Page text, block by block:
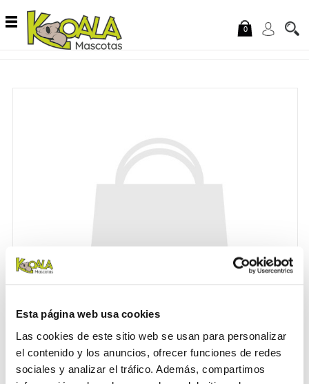
Esta página web usa cookies
Las cookies de este sitio web se usan para personalizar
el contenido y los anuncios, ofrecer funciones de redes
sociales y analizar el tráfico. Además, compartimos
Saltar al contenido
0